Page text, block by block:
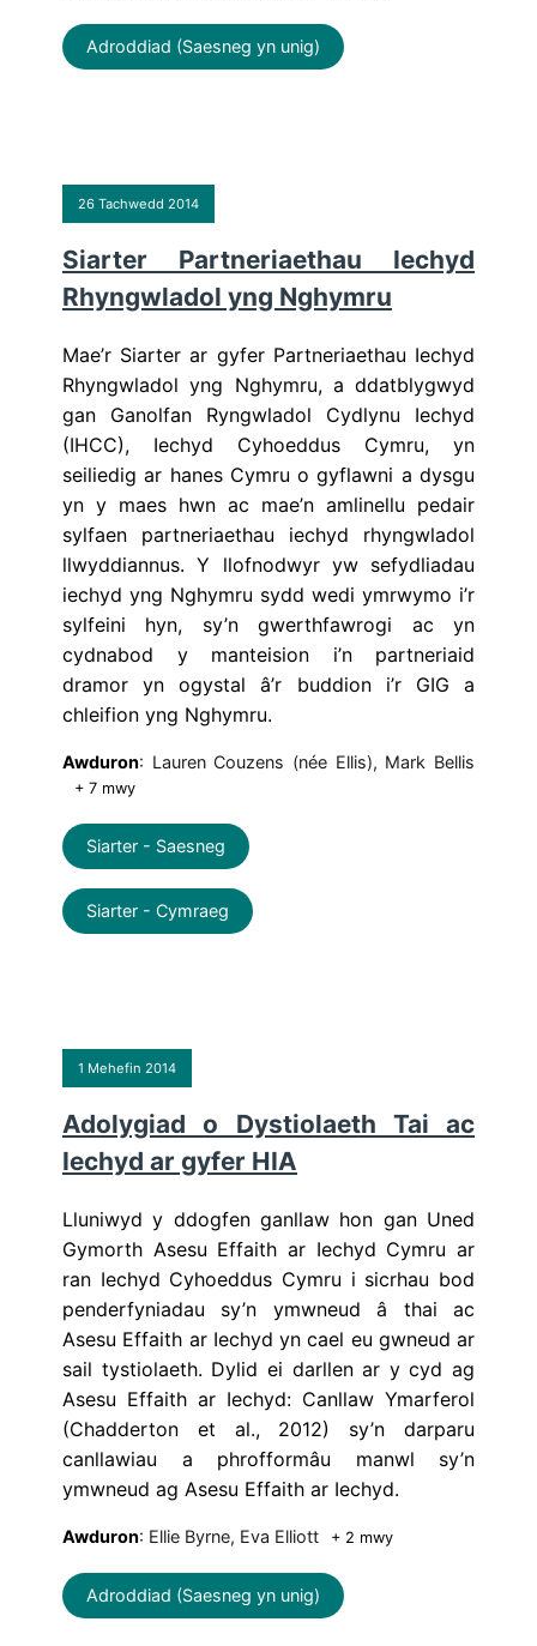
Adroddiad (Saesneg yn unig)
26 Tachwedd 2014
Siarter Partneriaethau Iechyd
Rhyngwladol yng Nghymru
Mae’r Siarter ar gyfer Partneriaethau Iechyd
Rhyngwladol yng Nghymru, a ddatblygwyd
gan Ganolfan Ryngwladol Cydlynu Iechyd
(IHCC), Iechyd Cyhoeddus Cymru, yn
seiliedig ar hanes Cymru o gyflawni a dysgu
yn y maes hwn ac mae’n amlinellu pedair
sylfaen partneriaethau iechyd rhyngwladol
llwyddiannus. Y llofnodwyr yw sefydliadau
iechyd yng Nghymru sydd wedi ymrwymo i’r
sylfeini hyn, sy’n gwerthfawrogi ac yn
cydnabod y manteision i’n partneriaid
dramor yn ogystal â’r buddion i’r GIG a
chleifion yng Nghymru.
Awduron: Lauren Couzens (née Ellis), Mark Bellis
+ 7 mwy
Siarter - Saesneg
Siarter - Cymraeg
1 Mehefin 2014
Adolygiad o Dystiolaeth Tai ac
Iechyd ar gyfer HIA
Lluniwyd y ddogfen ganllaw hon gan Uned
Gymorth Asesu Effaith ar Iechyd Cymru ar
ran Iechyd Cyhoeddus Cymru i sicrhau bod
penderfyniadau sy’n ymwneud â thai ac
Asesu Effaith ar Iechyd yn cael eu gwneud ar
sail tystiolaeth. Dylid ei darllen ar y cyd ag
Asesu Effaith ar Iechyd: Canllaw Ymarferol
(Chadderton et al., 2012) sy’n darparu
canllawiau a phrofformâu manwl sy’n
ymwneud ag Asesu Effaith ar Iechyd.
Awduron: Ellie Byrne, Eva Elliott + 2 mwy
Adroddiad (Saesneg yn unig)